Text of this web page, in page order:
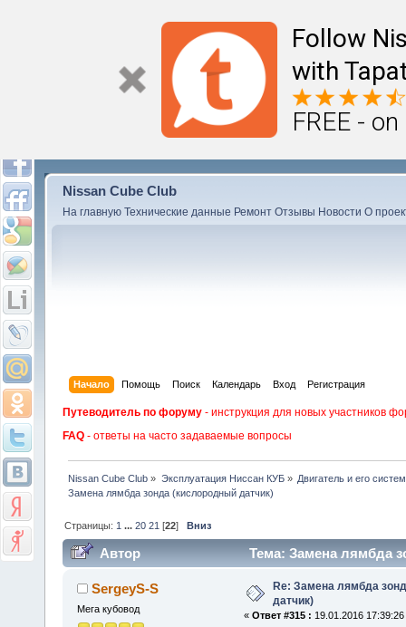
Follow
with
FREE -
Nissan Cube Club
На главную Технические данные Ремонт Отзывы Новости О
Начало Помощь Поиск Календарь Вход Регистрация
Путеводитель по форуму - инструкция для новых участников
FAQ - ответы на часто задаваемые вопросы
Nissan Cube Club » Эксплуатация Ниссан КУБ» Двигатель и его
Замена лямбда зонда (кислородный датчик)
Страницы: 1 ...20 21 [22]Вниз
Автор Тема: Замена лямбда
SergeyS-S
Мега кубовод
Re: Замена лямбда
датчик)
« Ответ #315 : 19.01.2016 17:39:26